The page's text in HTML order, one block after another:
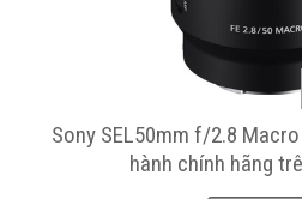
Sony SEL50mm f/2.8
hành chính hãng